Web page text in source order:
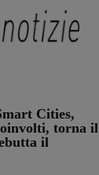
Cities,
torna il
il